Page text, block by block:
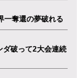
一奪還の夢破れる
ダ破って2大会連続